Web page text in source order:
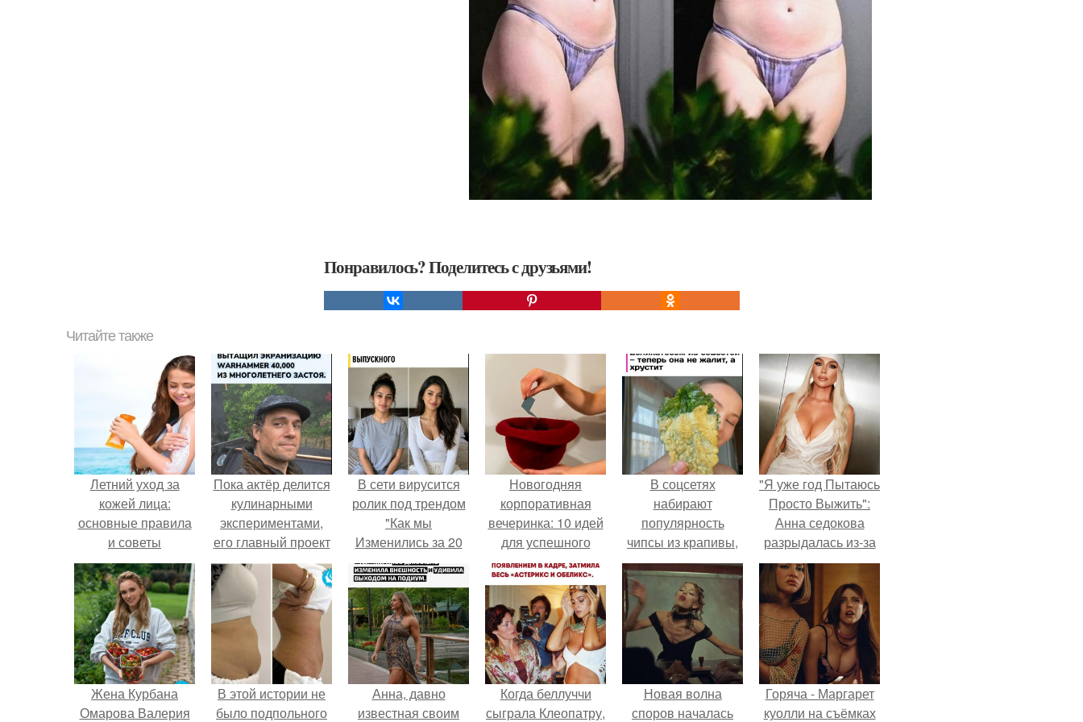
Понравилось? Поделитесь с друзьями!
Читайте также
Летний уход за
кожей лица:
основные правила
и советы
Пока актёр делится
кулинарными
экспериментами,
его главный проект
сделал серьёзный
шаг вперёд.
В сети вирусится
ролик под трендом
"Как мы
Изменились за 20
лет".
Новогодняя
корпоративная
вечеринка: 10 идей
для успешного
мероприятия
В соцсетях
набирают
популярность
чипсы из крапивы,
которые
пользователи в
комментариях
называют
неожиданно
вкусными.
"Я уже год Пытаюсь
Просто Выжить":
Анна седокова
разрыдалась из-за
жесткой травли и
проклятий в сети.
Жена Курбана
Омарова Валерия
В этой истории не
было подпольного
Анна, давно
известная своим
Когда беллуччи
сыграла Клеопатру,
Новая волна
споров началась
Горяча - Маргарет
куолли на съёмках